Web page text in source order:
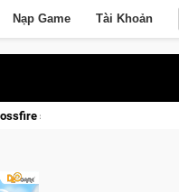
Nạp Game Tài Khoản
ánh đèn với Kho Báu Hoàng Gia